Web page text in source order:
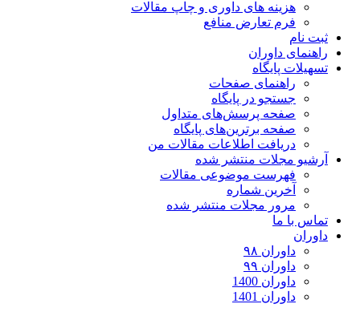
هزینه های داوری و چاپ مقالات
فرم تعارض منافع
ثبت نام
راهنمای داوران
تسهیلات پایگاه
راهنمای صفحات
جستجو در پایگاه
صفحه پرسش‌های متداول
صفحه برترین‌های پایگاه
دریافت اطلاعات مقالات من
آرشیو مجلات منتشر شده
فهرست موضوعی مقالات
آخرین شماره
مرور مجلات منتشر شده
تماس با ما
داوران
داوران ۹۸
داوران ۹۹
داوران 1400
داوران 1401